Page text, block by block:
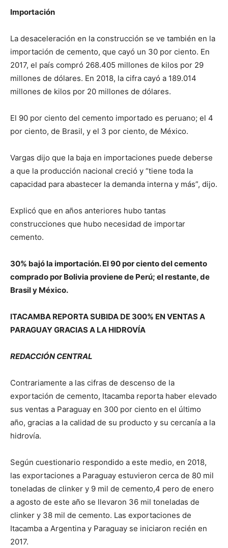
Importación
La desaceleración en la construcción se ve también en la
importación de cemento, que cayó un 30 por ciento. En
2017, el país compró 268.405 millones de kilos por 29
millones de dólares. En 2018, la cifra cayó a 189.014
millones de kilos por 20 millones de dólares.
El 90 por ciento del cemento importado es peruano; el 4
por ciento, de Brasil, y el 3 por ciento, de México.
Vargas dijo que la baja en importaciones puede deberse
a que la producción nacional creció y “tiene toda la
capacidad para abastecer la demanda interna y más”, dijo.
Explicó que en años anteriores hubo tantas
construcciones que hubo necesidad de importar
cemento.
30% bajó la importación. El 90 por ciento del cemento
comprado por Bolivia proviene de Perú; el restante, de
Brasil y México.
ITACAMBA REPORTA SUBIDA DE 300% EN VENTAS A
PARAGUAY GRACIAS A LA HIDROVÍA
REDACCIÓN CENTRAL
Contrariamente a las cifras de descenso de la
exportación de cemento, Itacamba reporta haber elevado
sus ventas a Paraguay en 300 por ciento en el último
año, gracias a la calidad de su producto y su cercanía a la
hidrovía.
Según cuestionario respondido a este medio, en 2018,
las exportaciones a Paraguay estuvieron cerca de 80 mil
toneladas de clinker y 9 mil de cemento,4 pero de enero
a agosto de este año se llevaron 36 mil toneladas de
clinker y 38 mil de cemento. Las exportaciones de
Itacamba a Argentina y Paraguay se iniciaron recién en
2017.